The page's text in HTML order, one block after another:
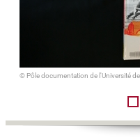
© Pôle documentation de l'Université
©